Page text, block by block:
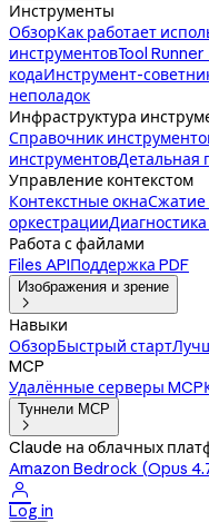
Инструменты
ОбзорКак работает
инструментовTool Runner
кодаИнструмент-
неполадок
Инфраструктура
Справочник
инструментовДетальная
Управление контекстом
Контекстные окнаСжатие
оркестрации
Работа с файлами
Files APIПоддержка PDF
Изображения и зрение

Навыки
ОбзорБыстрый старт
MCP
Удалённые серверы MCP
Туннели MCP

Claude на облачных
Amazon Bedrock (Opus

Log in